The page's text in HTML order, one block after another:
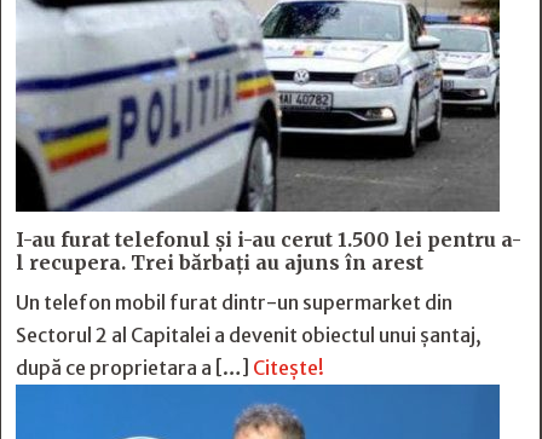
I-au furat telefonul și i-au cerut 1.500 lei pentru a-
l recupera. Trei bărbați au ajuns în arest
Un telefon mobil furat dintr-un supermarket din
Sectorul 2 al Capitalei a devenit obiectul unui șantaj,
după ce proprietara a […] Citește!